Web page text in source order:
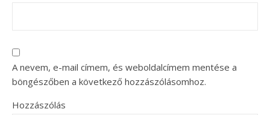
A nevem, e-mail címem, és weboldalcímem mentése a
böngészőben a következő hozzászólásomhoz.
Hozzászólás